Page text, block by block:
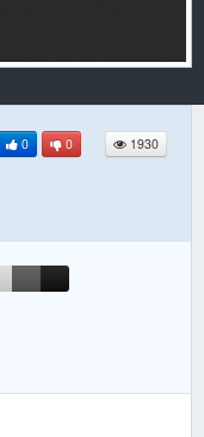
0 0 1930